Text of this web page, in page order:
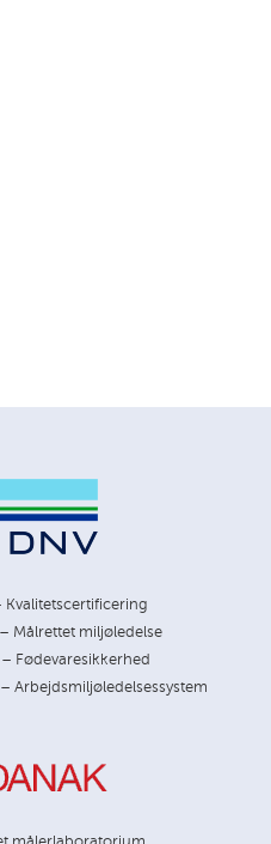
Kvalitetscertificering
Målrettet miljøledelse
Fødevaresikkerhed
Arbejdsmiljøledelsessystem